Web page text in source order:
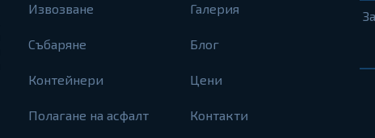
Извозване
Събаряне
Контейнери
Полагане на асфалт
Галерия
Блог
Цени
Контакти